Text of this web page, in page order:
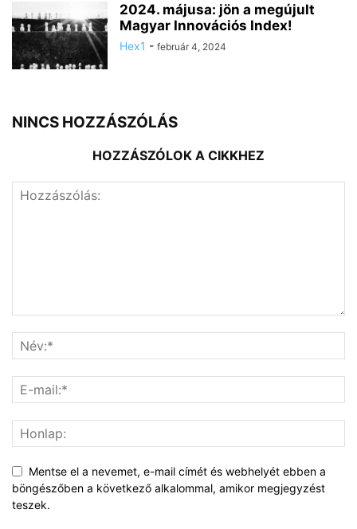
2024. májusa: jön a megújult
Magyar Innovációs Index!
Hex1 - február 4, 2024
NINCS HOZZÁSZÓLÁS
HOZZÁSZÓLOK A CIKKHEZ
Mentse el a nevemet, e-mail címét és webhelyét ebben a
böngészőben a következő alkalommal, amikor megjegyzést
teszek.